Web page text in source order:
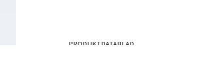
PRODUKTDATABLAD